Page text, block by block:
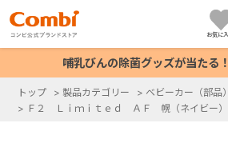
お気に
哺乳びんの除菌グッズが当たる
トップ > 製品カテゴリー > ベビーカー（部品）
> Ｆ２ Ｌｉｍｉｔｅｄ ＡＦ 幌（ネイビー）